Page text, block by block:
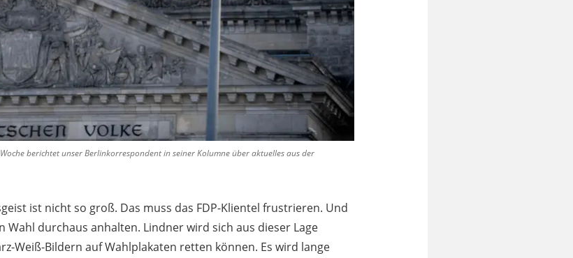
berichtet unser Berlinkorrespondent in seiner Kolumne über aktuelles aus der
ist nicht so groß. Das muss das FDP-Klientel frustrieren. Und
Wahl durchaus anhalten. Lindner wird sich aus dieser Lage
Weiß-Bildern auf Wahlplakaten retten können. Es wird lange